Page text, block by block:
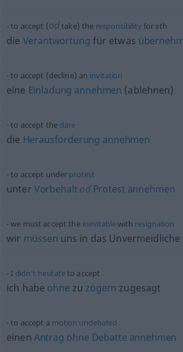
to accept (odtake) the responsibilityfor sth
die Verantwortung für etwas
to accept (decline) an invitation
eine Einladung annehmen (ablehnen)
to accept the dare
die Herausforderung annehmen
to accept under protest
unter Vorbehalt odProtest annehmen
we must accept the inevitablewith resignation
wir müssen uns in das Unvermeidliche
I didn’t hesitateto accept
ich habe ohne zu zögern zugesagt
to accept a motion undebated
einen Antrag ohne Debatte annehmen